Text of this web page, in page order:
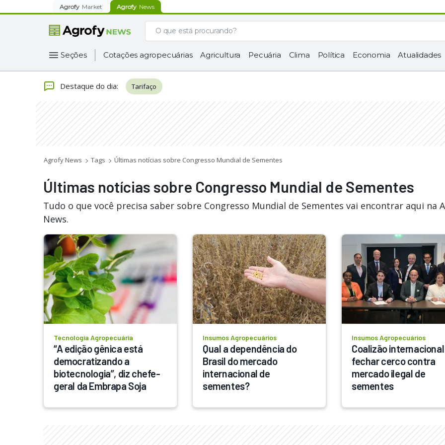
Agrofy Market Agrofy News
Seções Cotações agropecuárias Agricultura Pecuária Clima Política Economia Atualidades
Destaque do dia: Tarifaço
Agrofy News Tags Últimas notícias sobre Congresso Mundial de Sementes
Últimas notícias sobre Congresso Mundial de Sementes
Tudo o que você precisa saber sobre Congresso Mundial de Sementes vai encontrar aqui na
News.
Tecnologia Agropecuária
“A edição gênica está
democratizando a
biotecnologia”, diz chefe-
geral da Embrapa Soja
Insumos Agropecuários
Qual a dependência do
Brasil do mercado
internacional de
sementes?
Insumos Agropecuários
Coalizão
fechar cerco contra
mercado ilegal de
sementes